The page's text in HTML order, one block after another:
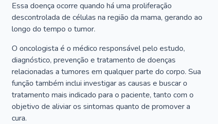
Essa doença ocorre quando há uma proliferação
descontrolada de células na região da mama, gerando ao
longo do tempo o tumor.
O oncologista é o médico responsável pelo estudo,
diagnóstico, prevenção e tratamento de doenças
relacionadas a tumores em qualquer parte do corpo. Sua
função também inclui investigar as causas e buscar o
tratamento mais indicado para o paciente, tanto com o
objetivo de aliviar os sintomas quanto de promover a
cura.